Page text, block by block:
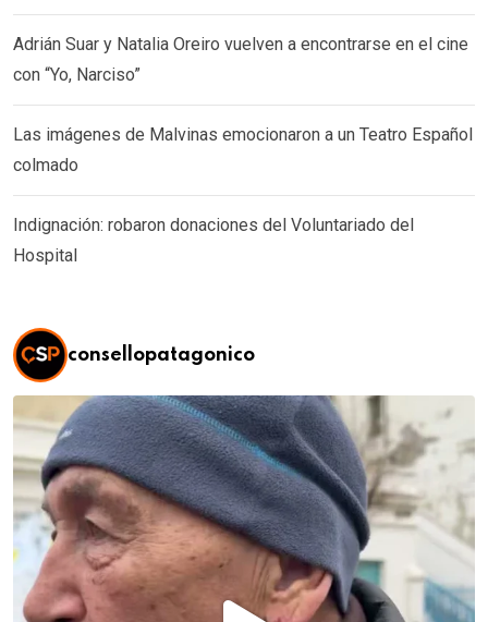
Adrián Suar y Natalia Oreiro vuelven a encontrarse en el cine
con “Yo, Narciso”
Las imágenes de Malvinas emocionaron a un Teatro Español
colmado
Indignación: robaron donaciones del Voluntariado del
Hospital
consellopatagonico